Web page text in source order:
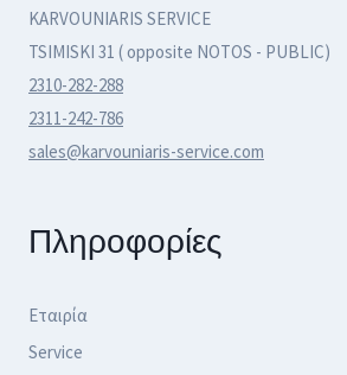
KARVOUNIARIS SERVICE
TSIMISKI 31 ( opposite NOTOS - PUBLIC)
2310-282-288
2311-242-786
sales@karvouniaris-service.com
Πληροφορίες
Εταιρία
Service